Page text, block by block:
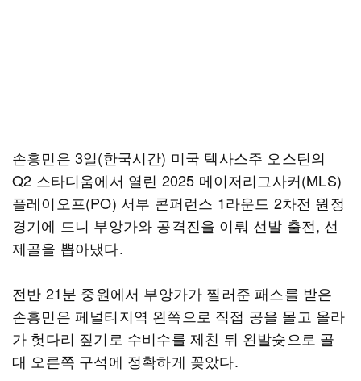
손흥민은 3일(한국시간) 미국 텍사스주 오스틴의
Q2 스타디움에서 열린 2025 메이저리그사커(MLS)
플레이오프(PO) 서부 콘퍼런스 1라운드 2차전 원정
경기에 드니 부앙가와 공격진을 이뤄 선발 출전, 선
제골을 뽑아냈다.
전반 21분 중원에서 부앙가가 찔러준 패스를 받은
손흥민은 페널티지역 왼쪽으로 직접 공을 몰고 올라
가 헛다리 짚기로 수비수를 제친 뒤 왼발슛으로 골
대 오른쪽 구석에 정확하게 꽂았다.